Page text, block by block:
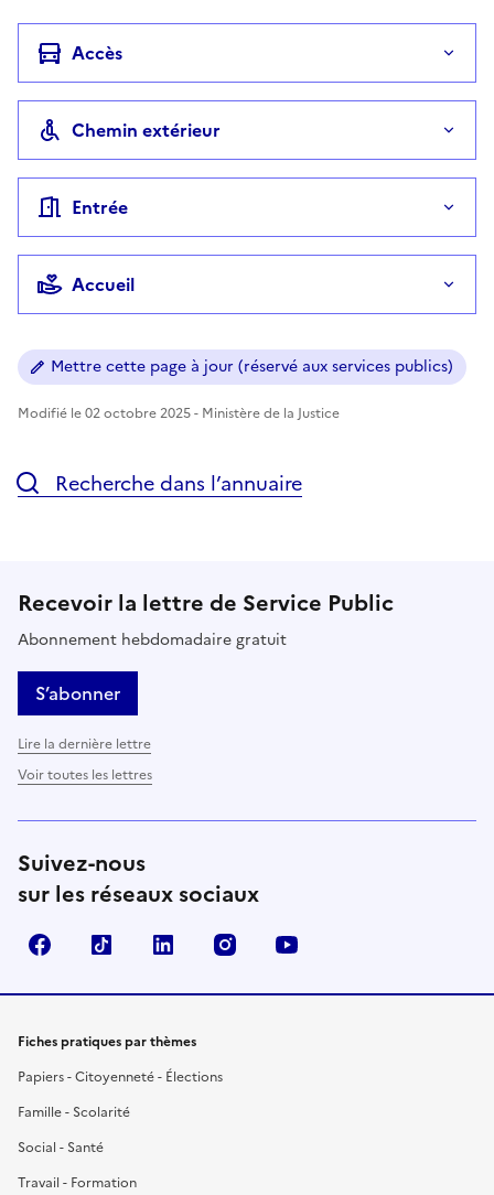
Accès
Chemin extérieur
Entrée
Accueil
Mettre cette page à jour (réservé aux services publics)
Modifié le 02 octobre 2025 - Ministère de la Justice
Recherche dans l’annuaire
Recevoir la lettre de Service Public
Abonnement hebdomadaire gratuit
S’abonner
Lire la dernière lettre
Voir toutes les lettres
Suivez-nous
sur les réseaux sociaux
FacebookTikTok LinkedIn Instagram
Fiches pratiques par thèmes
Papiers - Citoyenneté - Élections
Famille - Scolarité
Social - Santé
Travail - Formation